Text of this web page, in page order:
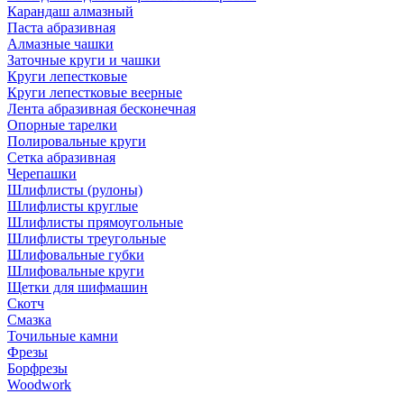
Карандаш алмазный
Паста абразивная
Алмазные чашки
Заточные круги и чашки
Круги лепестковые
Круги лепестковые веерные
Лента абразивная бесконечная
Опорные тарелки
Полировальные круги
Сетка абразивная
Черепашки
Шлифлисты (рулоны)
Шлифлисты круглые
Шлифлисты прямоугольные
Шлифлисты треугольные
Шлифовальные губки
Шлифовальные круги
Щетки для шифмашин
Скотч
Смазка
Точильные камни
Фрезы
Борфрезы
Woodwork